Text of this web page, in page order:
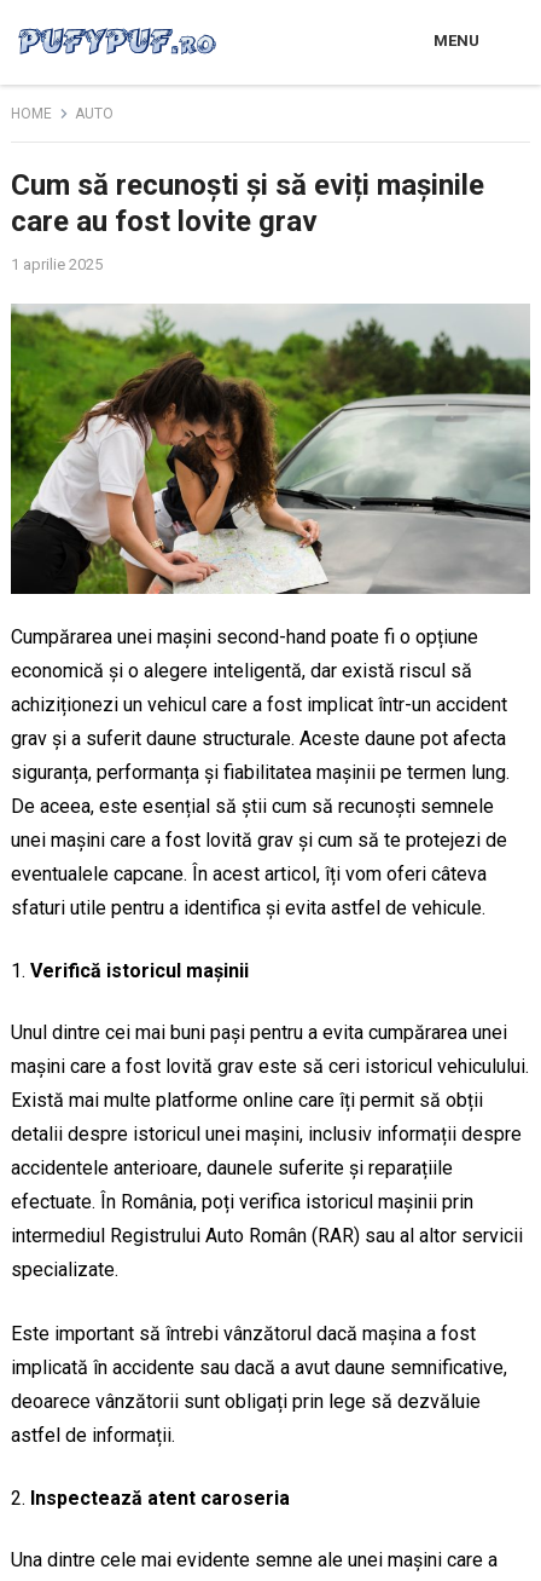
MENU
HOME AUTO
Cum să recunoști și să eviți mașinile
care au fost lovite grav
1 aprilie 2025
Cumpărarea unei mașini second-hand poate fi o opțiune
economică și o alegere inteligentă, dar există riscul să
achiziționezi un vehicul care a fost implicat într-un accident
grav și a suferit daune structurale. Aceste daune pot afecta
siguranța, performanța și fiabilitatea mașinii pe termen lung.
De aceea, este esențial să știi cum să recunoști semnele
unei mașini care a fost lovită grav și cum să te protejezi de
eventualele capcane. În acest articol, îți vom oferi câteva
sfaturi utile pentru a identifica și evita astfel de vehicule.
Verifică istoricul mașinii
Unul dintre cei mai buni pași pentru a evita cumpărarea unei
mașini care a fost lovită grav este să ceri istoricul vehiculului.
Există mai multe platforme online care îți permit să obții
detalii despre istoricul unei mașini, inclusiv informații despre
accidentele anterioare, daunele suferite și reparațiile
efectuate. În România, poți verifica istoricul mașinii prin
intermediul Registrului Auto Român (RAR) sau al altor servicii
specializate.
Este important să întrebi vânzătorul dacă mașina a fost
implicată în accidente sau dacă a avut daune semnificative,
deoarece vânzătorii sunt obligați prin lege să dezvăluie
astfel de informații.
Inspectează atent caroseria
Una dintre cele mai evidente semne ale unei mașini care a